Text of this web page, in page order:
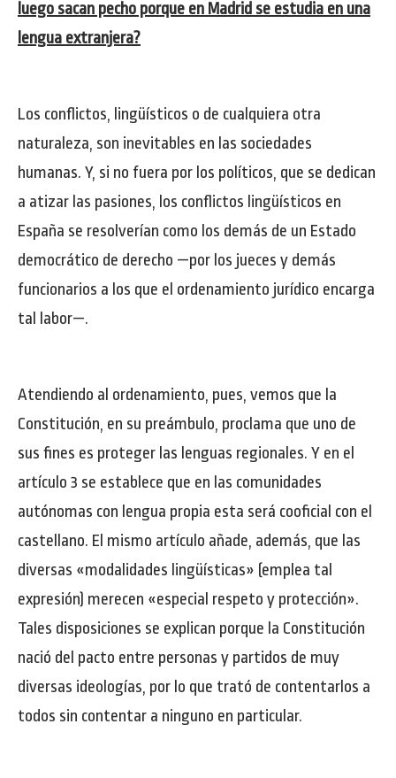
luego sacan pecho porque en Madrid se estudia en una
lengua extranjera?
Los conflictos, lingüísticos o de cualquiera otra
naturaleza, son inevitables en las sociedades
humanas. Y, si no fuera por los políticos, que se dedican
a atizar las pasiones, los conflictos lingüísticos en
España se resolverían como los demás de un Estado
democrático de derecho —por los jueces y demás
funcionarios a los que el ordenamiento jurídico encarga
tal labor—.
Atendiendo al ordenamiento, pues, vemos que la
Constitución, en su preámbulo, proclama que uno de
sus fines es proteger las lenguas regionales. Y en el
artículo 3 se establece que en las comunidades
autónomas con lengua propia esta será cooficial con el
castellano. El mismo artículo añade, además, que las
diversas «modalidades lingüísticas» (emplea tal
expresión) merecen «especial respeto y protección».
Tales disposiciones se explican porque la Constitución
nació del pacto entre personas y partidos de muy
diversas ideologías, por lo que trató de contentarlos a
todos sin contentar a ninguno en particular.